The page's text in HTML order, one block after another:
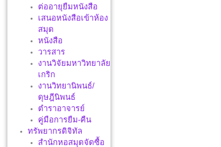
ต่ออายุยืมหนังสือ
เสนอหนังสือเข้าห้อง
สมุด
หนังสือ
วารสาร
งานวิจัยมหาวิทยาลัย
เกริก
งานวิทยานิพนธ์/
ดุษฎีนิพนธ์
ตำราอาจารย์
คู่มือการยืม-คืน
ทรัพยากรดิจิทัล
สำนักหอสมุดจัดซื้อ